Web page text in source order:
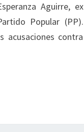
Aguirre, ex
Popular (PP).
contra